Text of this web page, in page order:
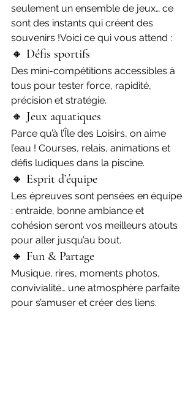
seulement un ensemble de jeux… ce
sont des instants qui créent des
souvenirs !Voici ce qui vous attend :
🔸 Défis sportifs
Des mini-compétitions accessibles à
tous pour tester force, rapidité,
précision et stratégie.
🔸 Jeux aquatiques
Parce qu’à l’Île des Loisirs, on aime
l’eau ! Courses, relais, animations et
défis ludiques dans la piscine.
🔸 Esprit d’équipe
Les épreuves sont pensées en équipe
: entraide, bonne ambiance et
cohésion seront vos meilleurs atouts
pour aller jusqu’au bout.
🔸 Fun & Partage
Musique, rires, moments photos,
convivialité… une atmosphère parfaite
pour s’amuser et créer des liens.